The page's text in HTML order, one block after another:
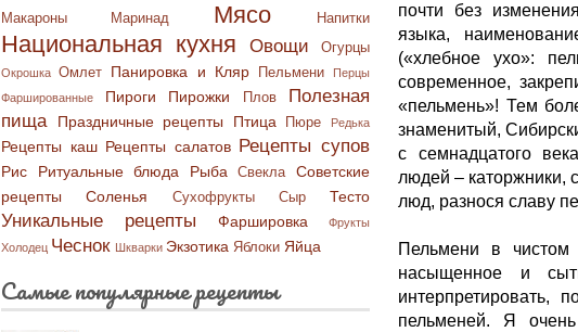
почти без
языка,
(«хлебное ухо»:
современное,
«пельмень»! Тем
знаменитый,
с семнадцатого
людей – каторжники,
люд, разнося славу
Пельмени в чистом
насыщенное и
интерпретировать,
пельменей. Я
Макароны Маринад Мясо Напитки
Национальная кухня Овощи Огурцы
Окрошка Омлет Панировка и Кляр Пельмени
Перцы
Фаршированные
Пироги Пирожки Плов
Полезная
пища
Праздничные рецепты Птица Пюре Редька
Рецепты каш Рецепты салатов Рецепты супов
Рис Ритуальные блюда Рыба Свекла
Советские
рецепты
Соленья Сухофрукты Сыр Тесто
Уникальные рецепты Фаршировка
Фрукты
Холодец Чеснок Шкварки Экзотика Яблоки Яйца
Самые популярные рецепты